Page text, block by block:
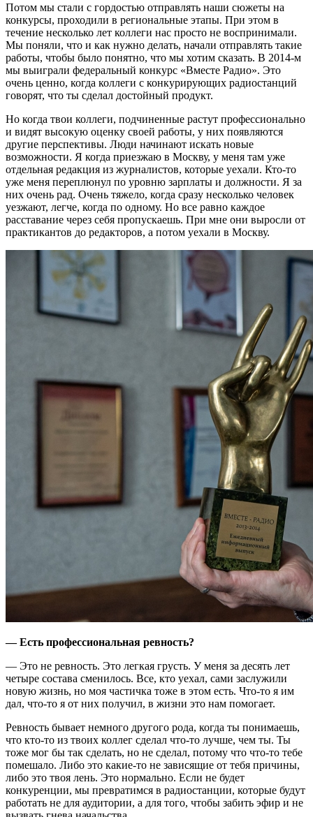
Потом мы стали с гордостью отправлять наши сюжеты на
конкурсы, проходили в региональные этапы. При этом в
течение несколько лет коллеги нас просто не воспринимали.
Мы поняли, что и как нужно делать, начали отправлять такие
работы, чтобы было понятно, что мы хотим сказать. В 2014-м
мы выиграли федеральный конкурс «Вместе Радио». Это
очень ценно, когда коллеги с конкурирующих радиостанций
говорят, что ты сделал достойный продукт.
Но когда твои коллеги, подчиненные растут профессионально
и видят высокую оценку своей работы, у них появляются
другие перспективы. Люди начинают искать новые
возможности. Я когда приезжаю в Москву, у меня там уже
отдельная редакция из журналистов, которые уехали. Кто-то
уже меня переплюнул по уровню зарплаты и должности. Я за
них очень рад. Очень тяжело, когда сразу несколько человек
уезжают, легче, когда по одному. Но все равно каждое
расставание через себя пропускаешь. При мне они выросли от
практикантов до редакторов, а потом уехали в Москву.
— Есть профессиональная ревность?
— Это не ревность. Это легкая грусть. У меня за десять лет
четыре состава сменилось. Все, кто уехал, сами заслужили
новую жизнь, но моя частичка тоже в этом есть. Что-то я им
дал, что-то я от них получил, в жизни это нам помогает.
Ревность бывает немного другого рода, когда ты понимаешь,
что кто-то из твоих коллег сделал что-то лучше, чем ты. Ты
тоже мог бы так сделать, но не сделал, потому что что-то тебе
помешало. Либо это какие-то не зависящие от тебя причины,
либо это твоя лень. Это нормально. Если не будет
конкуренции, мы превратимся в радиостанции, которые будут
работать не для аудитории, а для того, чтобы забить эфир и не